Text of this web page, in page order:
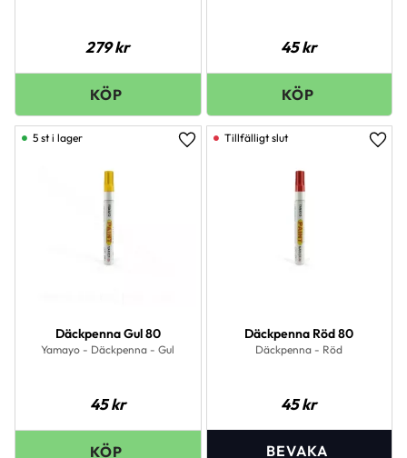
279kr 45kr
Däckpenna Gul 80
Yamayo - Däckpenna - Gul
45kr
Lägg till i favoriter
5 st i lager
Däckpenna Röd 80
Däckpenna - Röd
45kr